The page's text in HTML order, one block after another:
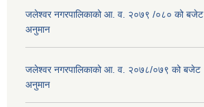
जलेश्वर नगरपालिकाको आ. व. २०७९ /०८० को बजेट
अनुमान
जलेश्वर नगरपालिकाको आ. व. २०७८/०७९ को बजेट
अनुमान